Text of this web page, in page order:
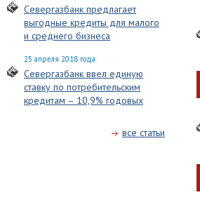
Севергазбанк предлагает
выгодные кредиты для малого
и среднего бизнеса
25 апреля 2018 года
Севергазбанк ввел единую
ставку по потребительским
кредитам – 10,9% годовых
все статьи